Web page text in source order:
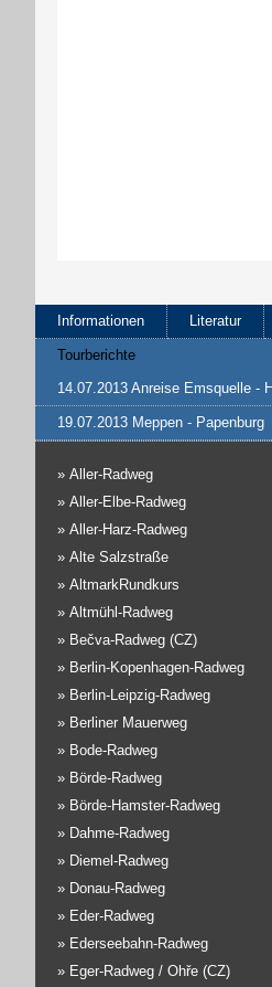
Informationen Literatur
Tourberichte
14.07.2013 Anreise Emsquelle -
19.07.2013 Meppen - Papenburg
» Aller-Radweg
» Aller-Elbe-Radweg
» Aller-Harz-Radweg
» Alte Salzstraße
» AltmarkRundkurs
» Altmühl-Radweg
» Bečva-Radweg (CZ)
» Berlin-Kopenhagen-Radweg
» Berlin-Leipzig-Radweg
» Berliner Mauerweg
» Bode-Radweg
» Börde-Radweg
» Börde-Hamster-Radweg
» Dahme-Radweg
» Diemel-Radweg
» Donau-Radweg
» Eder-Radweg
» Ederseebahn-Radweg
» Eger-Radweg / Ohře (CZ)